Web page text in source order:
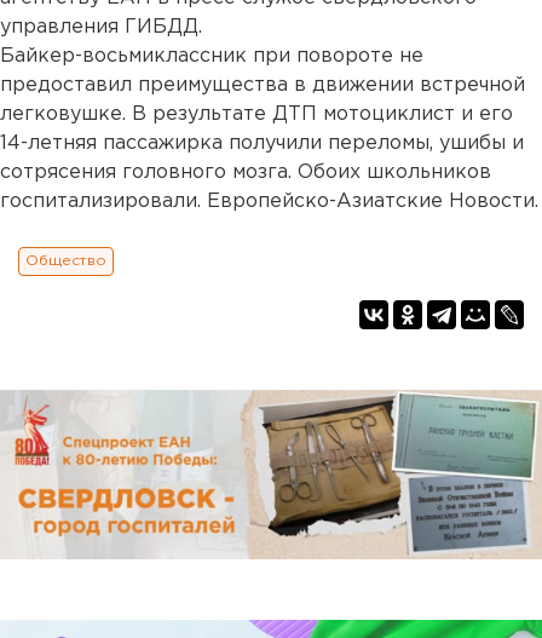
управления ГИБДД.
Байкер-восьмиклассник при повороте не
предоставил преимущества в движении встречной
легковушке. В результате ДТП мотоциклист и его
14-летняя пассажирка получили переломы, ушибы и
сотрясения головного мозга. Обоих школьников
госпитализировали. Европейско-Азиатские Новости.
Общество